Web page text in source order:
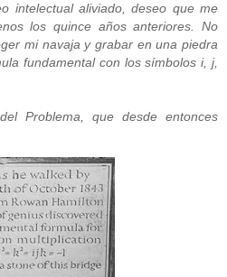
intelectual aliviado, deseo que me
los quince años anteriores. No
mi navaja y grabar en una piedra
fundamental con los símbolos i, j,
Problema, que desde entonces